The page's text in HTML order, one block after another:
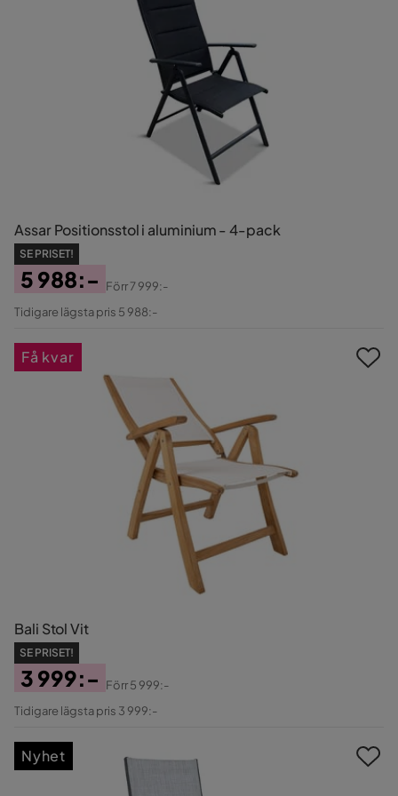
Assar Positionsstol i aluminium - 4-pack
SE PRISET!
Pris
5 988:-
Original
Förr7 999:-
Tidigare lägsta pris 5 988:-
Bali Stol Vit
SE PRISET!
Pris
3 999:-
Original
Förr5 999:-
Tidigare lägsta pris 3 999:-
Få kvar
Nyhet